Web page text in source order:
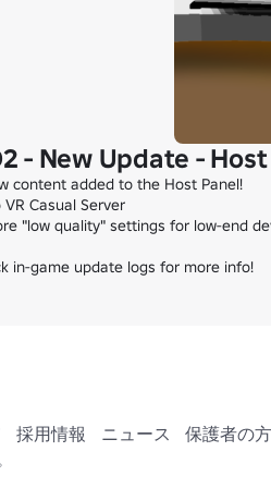
- New Update -
content added to the Host Panel!
VR Casual Server
"low quality" settings for low-end
in-game update logs for more info!
採用情報 ニュース 保護者の